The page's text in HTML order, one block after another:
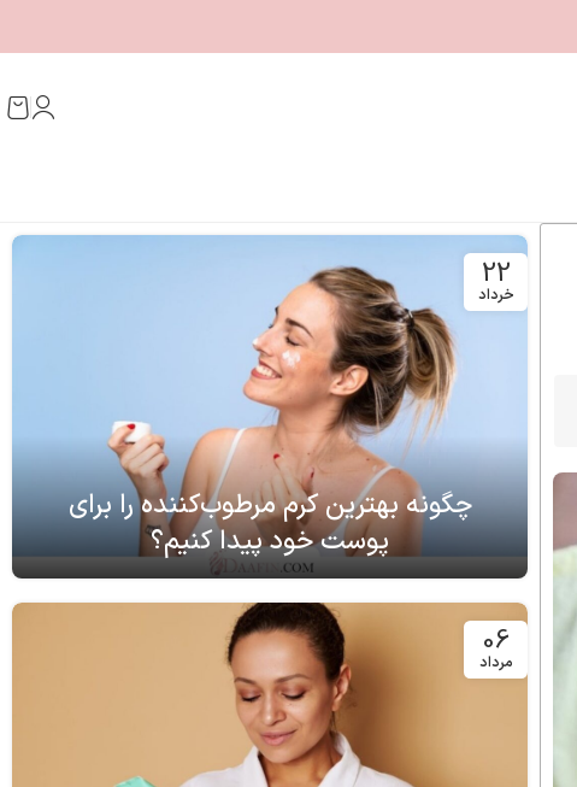
22
خرداد
چگونه بهترین کرم مرطوب‌کننده را برای
پوست خود پیدا کنیم؟
06
مرداد